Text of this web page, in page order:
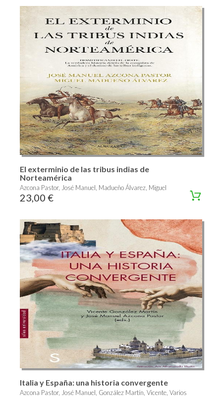
El exterminio de las tribus indias de
Norteamérica
Azcona Pastor, José Manuel, Madueño Álvarez, Miguel
23,00 €
Italia y España: una historia convergente
Azcona Pastor, José Manuel, González Martín, Vicente, Varios